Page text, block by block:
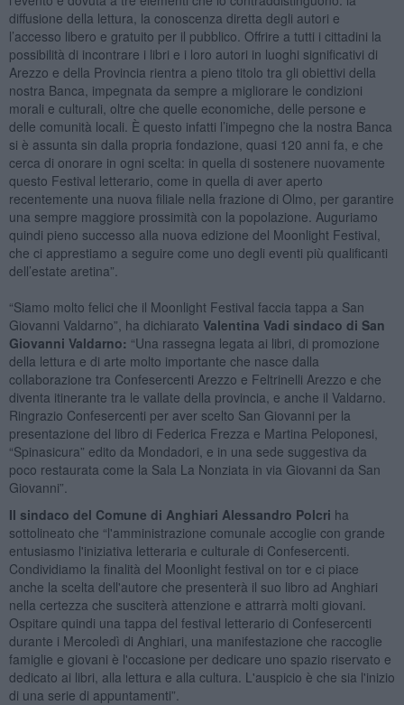
diffusione della lettura, la conoscenza diretta degli autori e
l’accesso libero e gratuito per il pubblico. Offrire a tutti i cittadini la
possibilità di incontrare i libri e i loro autori in luoghi significativi di
Arezzo e della Provincia rientra a pieno titolo tra gli obiettivi della
nostra Banca, impegnata da sempre a migliorare le condizioni
morali e culturali, oltre che quelle economiche, delle persone e
delle comunità locali. È questo infatti l’impegno che la nostra Banca
si è assunta sin dalla propria fondazione, quasi 120 anni fa, e che
cerca di onorare in ogni scelta: in quella di sostenere nuovamente
questo Festival letterario, come in quella di aver aperto
recentemente una nuova filiale nella frazione di Olmo, per garantire
una sempre maggiore prossimità con la popolazione. Auguriamo
quindi pieno successo alla nuova edizione del Moonlight Festival,
che ci apprestiamo a seguire come uno degli eventi più qualificanti
dell’estate aretina”.
“Siamo molto felici che il Moonlight Festival faccia tappa a San
Giovanni Valdarno”, ha dichiarato Valentina Vadi sindaco di San
Giovanni Valdarno: “Una rassegna legata ai libri, di promozione
della lettura e di arte molto importante che nasce dalla
collaborazione tra Confesercenti Arezzo e Feltrinelli Arezzo e che
diventa itinerante tra le vallate della provincia, e anche il Valdarno.
Ringrazio Confesercenti per aver scelto San Giovanni per la
presentazione del libro di Federica Frezza e Martina Peloponesi,
“Spinasicura” edito da Mondadori, e in una sede suggestiva da
poco restaurata come la Sala La Nonziata in via Giovanni da San
Giovanni”.
Il sindaco del Comune di Anghiari Alessandro Polcri ha
sottolineato che “l'amministrazione comunale accoglie con grande
entusiasmo l'iniziativa letteraria e culturale di Confesercenti.
Condividiamo la finalità del Moonlight festival on tor e ci piace
anche la scelta dell'autore che presenterà il suo libro ad Anghiari
nella certezza che susciterà attenzione e attrarrà molti giovani.
Ospitare quindi una tappa del festival letterario di Confesercenti
durante i Mercoledì di Anghiari, una manifestazione che raccoglie
famiglie e giovani è l'occasione per dedicare uno spazio riservato e
dedicato ai libri, alla lettura e alla cultura. L'auspicio è che sia l'inizio
di una serie di appuntamenti”.